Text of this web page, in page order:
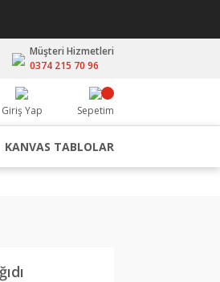
Müşteri Hizmetleri
0374 215 70 96
Giriş Yap Sepetim
KANVAS TABLOLAR